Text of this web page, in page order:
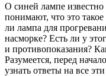
О синей лампе
понимают, что это такое
ли лампа для
насморке? Есть ли у
и противопоказания?
Разумеется, перед
узнать ответы на все